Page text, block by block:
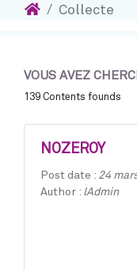
AccueilCollecte
VOUS AVEZ
139 Contents founds
NOZEROY
Post date : 24
Author : lAdmin